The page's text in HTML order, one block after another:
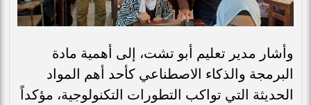
وأشار مدير تعليم أبو تشت، إلى أهمية مادة
البرمجة والذكاء الاصطناعي كأحد أهم المواد
الحديثة التي تواكب التطورات التكنولوجية، مؤكداً